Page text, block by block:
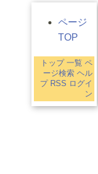
ページ
TOP
トップ 一覧 ペ
ージ検索 ヘル
プ RSS ログイ
ン